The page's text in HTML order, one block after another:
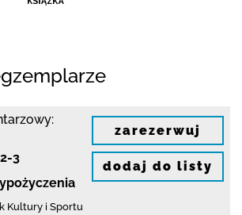
3
Kultury i Sportu
zarezerwuj
dodaj do listy